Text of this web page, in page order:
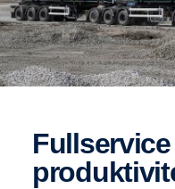
Fullser­vice maximerar